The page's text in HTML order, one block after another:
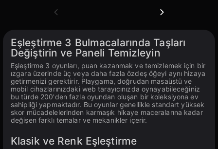
Eşleştirme 3 Bulmacalarında Taşları
Değiştirin ve Paneli Temizleyin
Eşleştirme 3 oyunları, puan kazanmak ve temizlemek için bir
ızgara üzerinde üç veya daha fazla özdeş öğeyi aynı hizaya
getirmenizi gerektirir. Playgama, doğrudan masaüstü ve
mobil cihazlarınızdaki web tarayıcınızda oynayabileceğiniz
bu türde 200'den fazla oyundan oluşan bir koleksiyona ev
sahipliği yapmaktadır. Bu oyunlar genellikle standart yüksek
skor mücadelelerinden karmaşık hikaye maceralarına kadar
değişen farklı temalar ve mekanikler içerir.
Klasik ve Renk Eşleştirme